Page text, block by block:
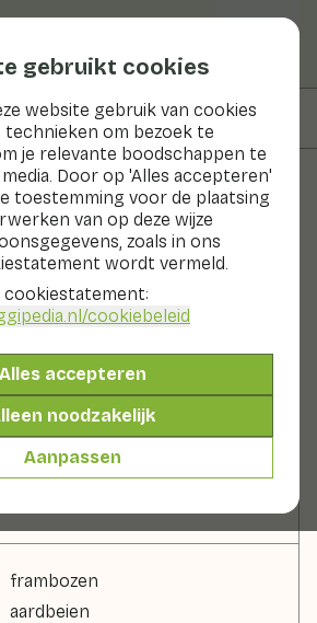
gebruikt cookies
website gebruik van cookies
technieken om bezoek te
je relevante boodschappen te
Door op 'Alles accepteren'
toestemming voor de plaatsing
van op deze wijze
zoals in ons
wordt vermeld.
cookiestatement:
/cookiebeleid
Alles accepteren
noodzakelijk
Aanpassen
Voedingswaarden
met rood fruit,
muesli
frambozen
aardbeien